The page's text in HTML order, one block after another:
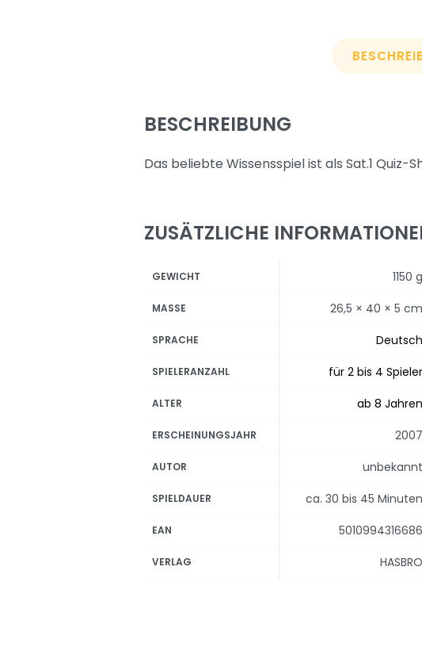
BESCHREIBUNG
Das beliebte Wissensspiel ist als Sat.1 Quiz-
ZUSÄTZLICHE
GEWICHT 1150 g
MASSE 26,5 × 40 × 5 cm
SPRACHE Deutsch
SPIELERANZAHL für 2 bis 4 Spieler
ALTER ab 8 Jahren
ERSCHEINUNGSJAHR 2007
AUTOR unbekannt
SPIELDAUER ca. 30 bis 45 Minuten
EAN 5010994316686
VERLAG HASBRO